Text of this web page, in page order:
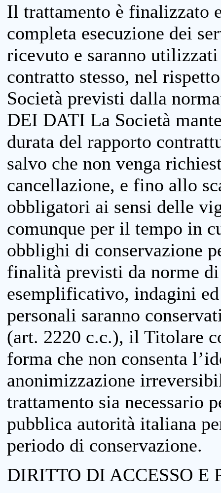
Il trattamento è finalizzato
completa esecuzione dei
ricevuto e saranno
contratto stesso, nel
Società previsti dalla
DEI DATI La Società
durata del rapporto
salvo che non venga
cancellazione, e fino allo
obbligatori ai sensi delle
comunque per il tempo in
obblighi di conservazione
finalità previsti da norme
esemplificativo, indagini
personali saranno
(art. 2220 c.c.), il Titolare
forma che non consenta
anonimizzazione
trattamento sia necessario
pubblica autorità italiana
periodo di conservazione.
DIRITTO DI ACCESSO